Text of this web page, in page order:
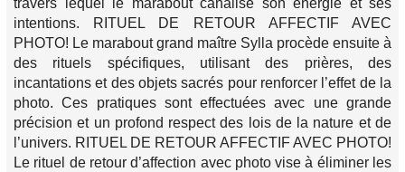
travers lequel le marabout canalise son énergie et ses
intentions. RITUEL DE RETOUR AFFECTIF AVEC
PHOTO! Le marabout grand maître Sylla procède ensuite à
des rituels spécifiques, utilisant des prières, des
incantations et des objets sacrés pour renforcer l’effet de la
photo. Ces pratiques sont effectuées avec une grande
précision et un profond respect des lois de la nature et de
l’univers. RITUEL DE RETOUR AFFECTIF AVEC PHOTO!
Le rituel de retour d’affection avec photo vise à éliminer les